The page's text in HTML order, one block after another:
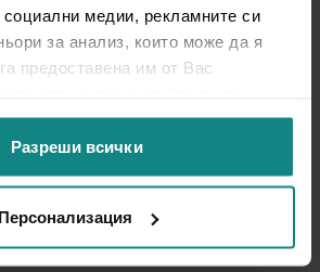
социални медии, рекламните си
за анализ, които може да я
предоставена им от Вас
страна на услугите им.
Разреши всички
Персонализация